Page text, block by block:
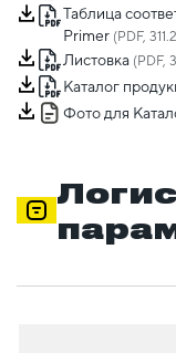
Таблица
Primer (PDF,
Листовка (PDF,
Каталог
Фото для